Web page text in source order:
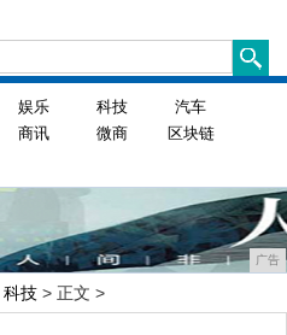
娱乐 科技
汽车
商讯 微商
区块链
广告
科技 > 正文 >